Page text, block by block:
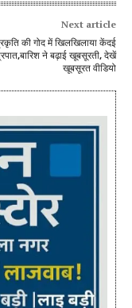
Next article
की गोद में खिलखिलाया केंदई
ने बढ़ाई खूबसूरती, देखें
खूबसूरत वीडियो